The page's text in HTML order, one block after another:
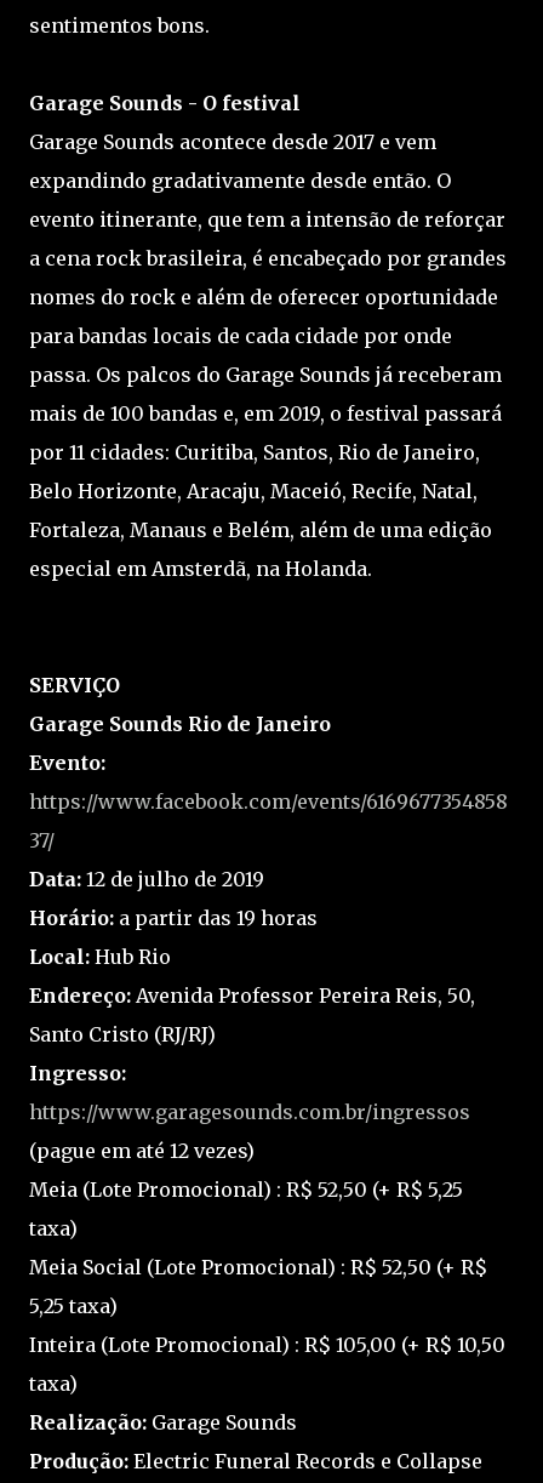
sentimentos bons.
Garage Sounds - O festival
Garage Sounds acontece desde 2017 e vem
expandindo gradativamente desde então. O
evento itinerante, que tem a intensão de reforçar
a cena rock brasileira, é encabeçado por grandes
nomes do rock e além de oferecer oportunidade
para bandas locais de cada cidade por onde
passa. Os palcos do Garage Sounds já receberam
mais de 100 bandas e, em 2019, o festival passará
por 11 cidades: Curitiba, Santos, Rio de Janeiro,
Belo Horizonte, Aracaju, Maceió, Recife, Natal,
Fortaleza, Manaus e Belém, além de uma edição
especial em Amsterdã, na Holanda.
SERVIÇO
Garage Sounds Rio de Janeiro
Evento:
https://www.facebook.com/events/6169677354858
37/
Data: 12 de julho de 2019
Horário: a partir das 19 horas
Local: Hub Rio
Endereço: Avenida Professor Pereira Reis, 50,
Santo Cristo (RJ/RJ)
Ingresso:
https://www.garagesounds.com.br/ingressos
(pague em até 12 vezes)
Meia (Lote Promocional) : R$ 52,50 (+ R$ 5,25
taxa)
Meia Social (Lote Promocional) : R$ 52,50 (+ R$
5,25 taxa)
Inteira (Lote Promocional) : R$ 105,00 (+ R$ 10,50
taxa)
Realização: Garage Sounds
Produção: Electric Funeral Records e Collapse